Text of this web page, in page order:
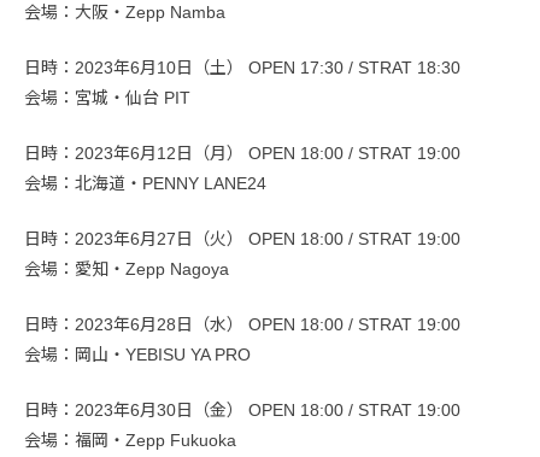
会場：大阪・Zepp Namba
日時：2023年6月10日（土） OPEN 17:30 / STRAT 18:30
会場：宮城・仙台 PIT
日時：2023年6月12日（月） OPEN 18:00 / STRAT 19:00
会場：北海道・PENNY LANE24
日時：2023年6月27日（火） OPEN 18:00 / STRAT 19:00
会場：愛知・Zepp Nagoya
日時：2023年6月28日（水） OPEN 18:00 / STRAT 19:00
会場：岡山・YEBISU YA PRO
日時：2023年6月30日（金） OPEN 18:00 / STRAT 19:00
会場：福岡・Zepp Fukuoka